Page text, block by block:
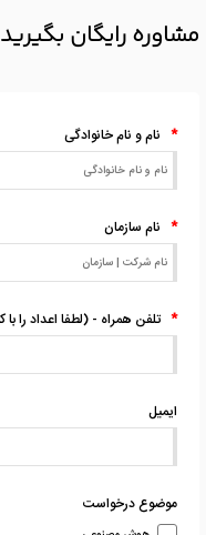
مشاوره رایگان بگیرید